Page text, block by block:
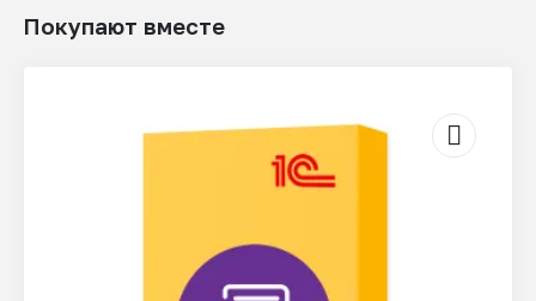
Покупают вместе